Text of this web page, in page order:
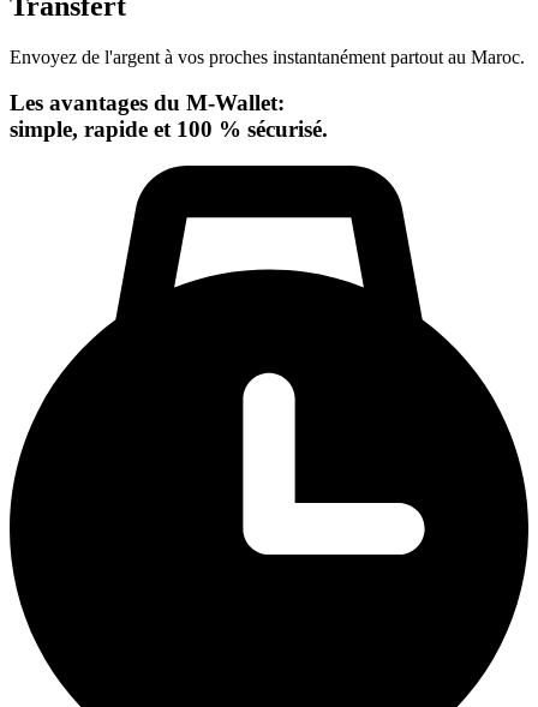
Envoyez de l'argent à vos proches instantanément partout au Maroc.
Les avantages du M-Wallet:
simple, rapide et 100 % sécurisé.